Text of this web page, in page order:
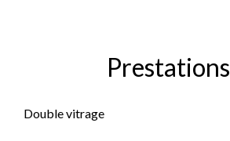
Prestations
Double vitrage